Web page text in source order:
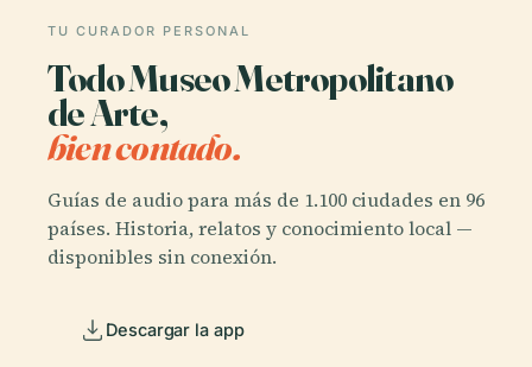
TU CURADOR PERSONAL
Todo Museo Metropolitano
de Arte,
bien contado.
Guías de audio para más de 1.100 ciudades en 96
países. Historia, relatos y conocimiento local —
disponibles sin conexión.
Descargar la app